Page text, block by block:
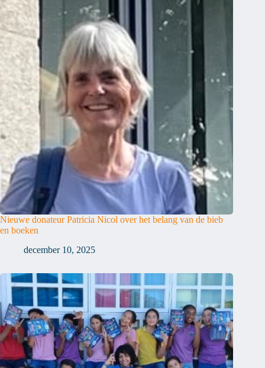
Nieuwe donateur Patricia Nicol over het belang van de bieb
en boeken
december 10, 2025